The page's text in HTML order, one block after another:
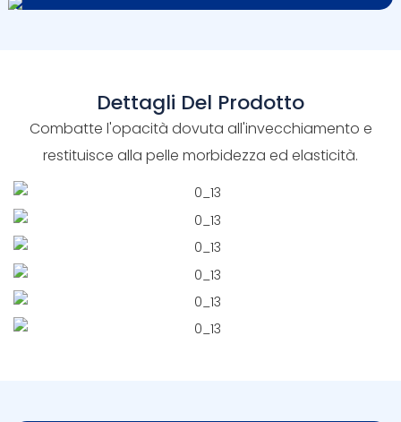
Dettagli Del Prodotto
Combatte l'opacità dovuta all'invecchiamento e
restituisce alla pelle morbidezza ed elasticità.